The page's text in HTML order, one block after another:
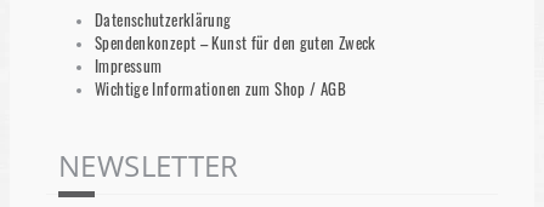
Datenschutzerklärung
Spendenkonzept – Kunst für den guten Zweck
Impressum
Wichtige Informationen zum Shop / AGB
NEWSLETTER